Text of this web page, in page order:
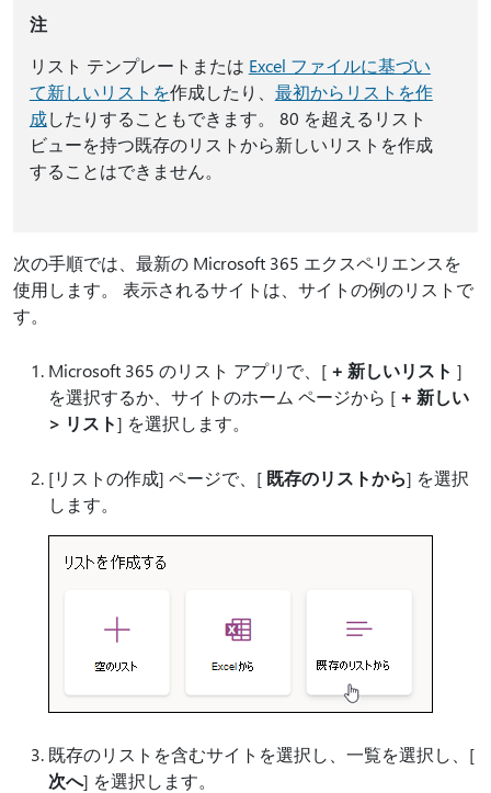
注
リスト テンプレートまたは Excel ファイルに基づい
て新しいリストを作成したり、 最初からリストを作
成したりすることもできます。 80 を超えるリスト
ビューを持つ既存のリストから新しいリストを作成
することはできません。
次の手順では、最新の Microsoft 365 エクスペリエンスを
使用します。 表示されるサイトは、サイトの例のリストで
す。
Microsoft 365 のリスト アプリで、[ + 新しいリスト ]
を選択するか、サイトのホーム ページから [ + 新しい
> リスト] を選択します。
[リストの作成] ページで、[ 既存のリストから] を選択
します。
既存のリストを含むサイトを選択し、一覧を選択し、[
次へ] を選択します。